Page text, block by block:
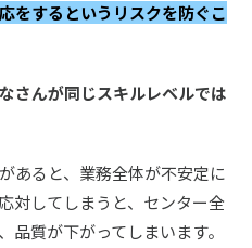
をするというリスクを防ぐこ
んが同じスキルレベルでは
あると、業務全体が不安定に
対してしまうと、センター全
質が下がってしまいます。